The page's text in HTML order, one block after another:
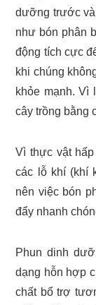
dưỡng trước và
như bón phân
động tích cực
khi chúng
khỏe mạnh. Vì
cây trồng bằng
Vì thực vật
các lỗ khí (khí
nên việc bón
đẩy nhanh
Phun dinh
dạng hỗn hợp
chất bổ trợ